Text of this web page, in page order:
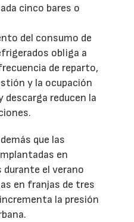
cinco bares o
del consumo de
obliga a
de reparto,
y la ocupación
descarga reducen la
que las
en
el verano
en franjas de tres
la presión